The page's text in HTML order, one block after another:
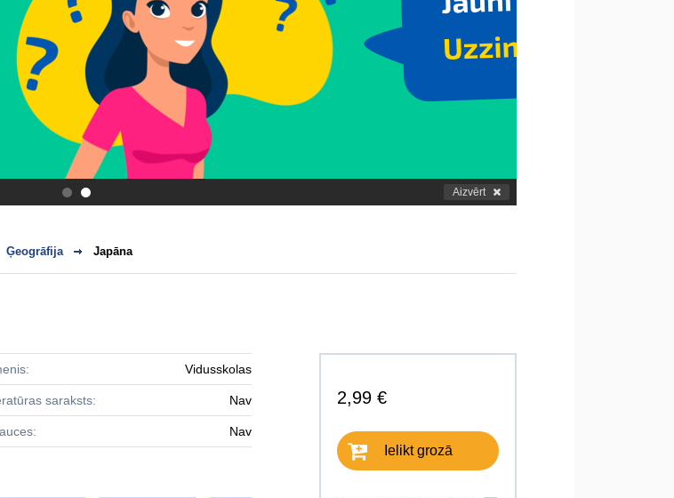
. Aizvērt
Ģeogrāfija Japāna
2,99 €
Ielikt grozā
Vidusskolas
saraksts: Nav
Nav